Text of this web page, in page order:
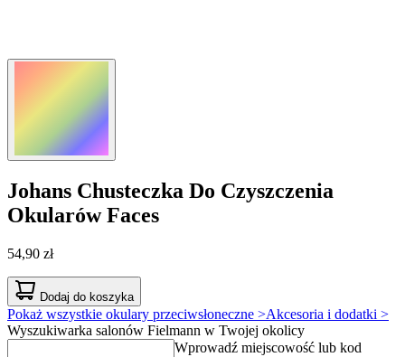
Johans Chusteczka Do Czyszczenia
Okularów Faces
54,90 zł
Dodaj do koszyka
Pokaż wszystkie okulary przeciwsłoneczne >Akcesoria i dodatki >
Wyszukiwarka salonów Fielmann w Twojej okolicy
Wprowadź miejscowość lub kod